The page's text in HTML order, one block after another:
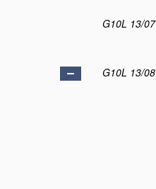
G10L 13/07
G10L 13/08